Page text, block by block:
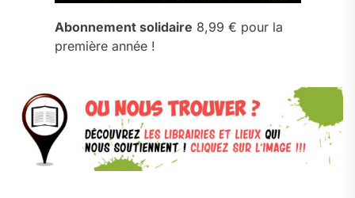
Abonnement solidaire 8,99 € pour la
première année !